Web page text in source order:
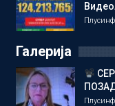
Галерија